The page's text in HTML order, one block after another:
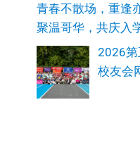
青春不散场，重逢
聚温哥华，共庆入
2026第
校友会